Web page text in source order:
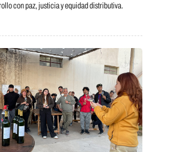
con paz, justicia y equidad distributiva.